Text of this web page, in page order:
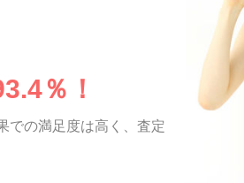
％！
での満足度は高く、査定